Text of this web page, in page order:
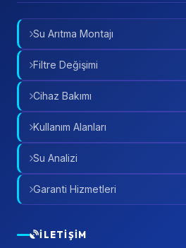
Su Arıtma Montajı
Filtre Değişimi
Cihaz Bakımı
Kullanım Alanları
Su Analizi
Garanti Hizmetleri
İLETIŞIM